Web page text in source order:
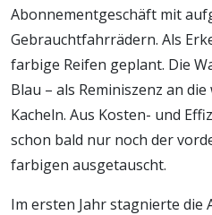
Abonnementgeschäft mit
Gebrauchtfahrrädern. Als
farbige Reifen geplant. Die
Blau – als Reminiszenz an
Kacheln. Aus Kosten- und
schon bald nur noch der
farbigen ausgetauscht.
Im ersten Jahr stagnierte die